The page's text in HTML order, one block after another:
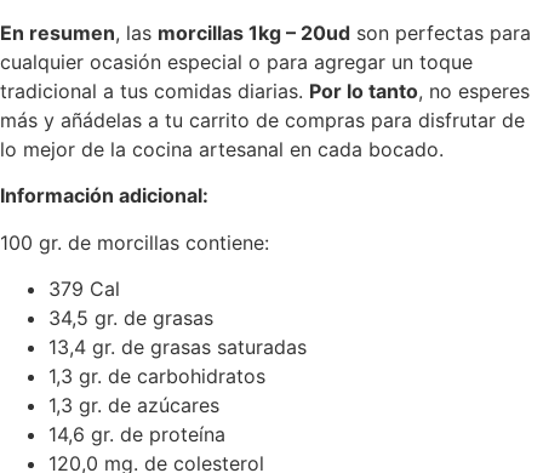
En resumen, las morcillas 1kg – 20ud son perfectas para
cualquier ocasión especial o para agregar un toque
tradicional a tus comidas diarias. Por lo tanto, no esperes
más y añádelas a tu carrito de compras para disfrutar de
lo mejor de la cocina artesanal en cada bocado.
Información adicional:
100 gr. de morcillas contiene:
379 Cal
34,5 gr. de grasas
13,4 gr. de grasas saturadas
1,3 gr. de carbohidratos
1,3 gr. de azúcares
14,6 gr. de proteína
120,0 mg. de colesterol